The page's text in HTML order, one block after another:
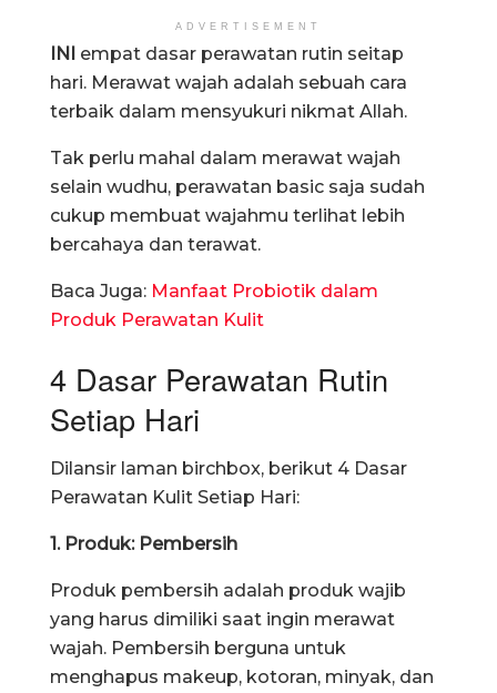
ADVERTISEMENT
INI empat dasar perawatan rutin seitap
hari. Merawat wajah adalah sebuah cara
terbaik dalam mensyukuri nikmat Allah.
Tak perlu mahal dalam merawat wajah
selain wudhu, perawatan basic saja sudah
cukup membuat wajahmu terlihat lebih
bercahaya dan terawat.
Baca Juga: Manfaat Probiotik dalam
Produk Perawatan Kulit
4 Dasar Perawatan Rutin
Setiap Hari
Dilansir laman birchbox, berikut 4 Dasar
Perawatan Kulit Setiap Hari:
1. Produk: Pembersih
Produk pembersih adalah produk wajib
yang harus dimiliki saat ingin merawat
wajah. Pembersih berguna untuk
menghapus makeup, kotoran, minyak, dan